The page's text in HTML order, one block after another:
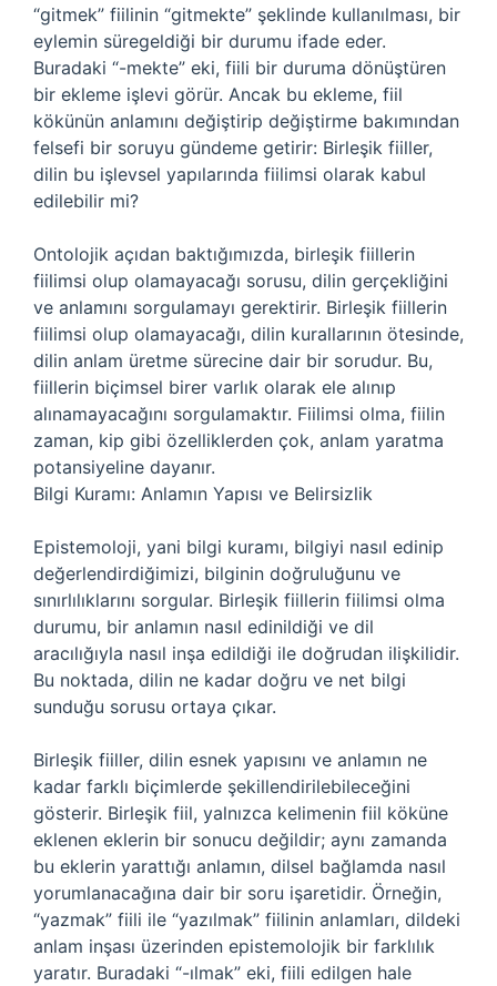
“gitmek” fiilinin “gitmekte” şeklinde kullanılması, bir
eylemin süregeldiği bir durumu ifade eder.
Buradaki “-mekte” eki, fiili bir duruma dönüştüren
bir ekleme işlevi görür. Ancak bu ekleme, fiil
kökünün anlamını değiştirip değiştirme bakımından
felsefi bir soruyu gündeme getirir: Birleşik fiiller,
dilin bu işlevsel yapılarında fiilimsi olarak kabul
edilebilir mi?
Ontolojik açıdan baktığımızda, birleşik fiillerin
fiilimsi olup olamayacağı sorusu, dilin gerçekliğini
ve anlamını sorgulamayı gerektirir. Birleşik fiillerin
fiilimsi olup olamayacağı, dilin kurallarının ötesinde,
dilin anlam üretme sürecine dair bir sorudur. Bu,
fiillerin biçimsel birer varlık olarak ele alınıp
alınamayacağını sorgulamaktır. Fiilimsi olma, fiilin
zaman, kip gibi özelliklerden çok, anlam yaratma
potansiyeline dayanır.
Bilgi Kuramı: Anlamın Yapısı ve Belirsizlik
Epistemoloji, yani bilgi kuramı, bilgiyi nasıl edinip
değerlendirdiğimizi, bilginin doğruluğunu ve
sınırlılıklarını sorgular. Birleşik fiillerin fiilimsi olma
durumu, bir anlamın nasıl edinildiği ve dil
aracılığıyla nasıl inşa edildiği ile doğrudan ilişkilidir.
Bu noktada, dilin ne kadar doğru ve net bilgi
sunduğu sorusu ortaya çıkar.
Birleşik fiiller, dilin esnek yapısını ve anlamın ne
kadar farklı biçimlerde şekillendirilebileceğini
gösterir. Birleşik fiil, yalnızca kelimenin fiil köküne
eklenen eklerin bir sonucu değildir; aynı zamanda
bu eklerin yarattığı anlamın, dilsel bağlamda nasıl
yorumlanacağına dair bir soru işaretidir. Örneğin,
“yazmak” fiili ile “yazılmak” fiilinin anlamları, dildeki
anlam inşası üzerinden epistemolojik bir farklılık
yaratır. Buradaki “-ılmak” eki, fiili edilgen hale